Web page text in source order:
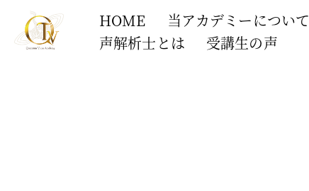
HOME 当アカデミーについて
声解析士とは
受講生の声